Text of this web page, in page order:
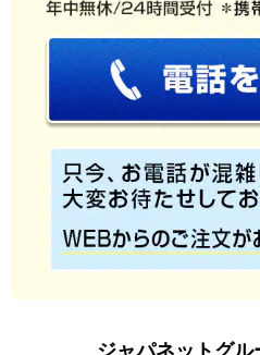
ジャパネットグル